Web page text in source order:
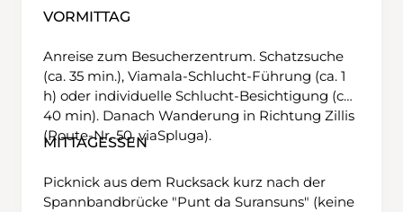
VORMITTAG
Anreise zum Besucherzentrum. Schatzsuche
(ca. 35 min.), Viamala-Schlucht-Führung (ca. 1
h) oder individuelle Schlucht-Besichtigung (ca.
40 min). Danach Wanderung in Richtung Zillis
(Route-Nr. 50, viaSpluga).
MITTAGESSEN
Picknick aus dem Rucksack kurz nach der
Spannbandbrücke "Punt da Suransuns" (keine